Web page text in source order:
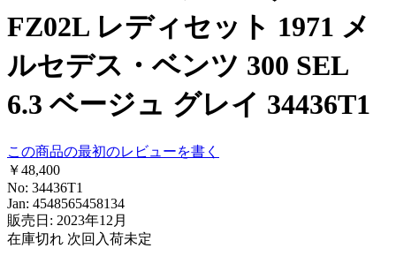
FZ02L レディセット 1971 メ
ルセデス・ベンツ 300 SEL
6.3 ベージュ グレイ 34436T1
この商品の最初のレビューを書く
￥48,400
No: 34436T1
Jan: 4548565458134
販売日: 2023年12月
在庫切れ 次回入荷未定